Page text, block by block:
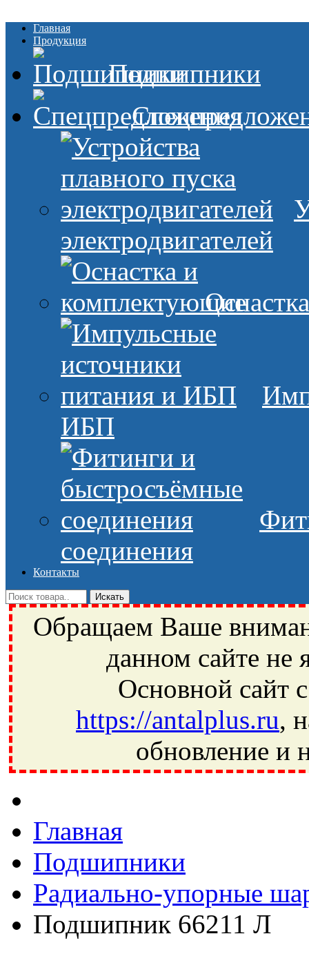
Главная
Продукция
Подшипники
электродвигателей
ИБП
соединения
Контакты
Обращаем Ваше
данном сайте не
Основной сайт
https://antalplus.ru,
обновление и
Ивантеевка, подшипники, пневматика, метизы, техника,
Главная
Подшипники
Радиально-упорные
Подшипник 66211 Л